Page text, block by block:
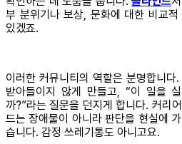
부 분위기나 보상, 문화에 대한 비교
있겠죠.
이러한 커뮤니티의 역할은 분명합니
받아들이지 않게 만들고, “이 일을
까?”라는 질문을 던지게 합니다. 커리
드는 장애물이 아니라 판단을 현실에
습니다. 감정 쓰레기통도 아니고요.